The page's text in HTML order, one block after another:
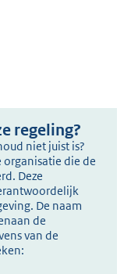
regeling?
niet juist is?
die de
Deze
De naam
de
van de